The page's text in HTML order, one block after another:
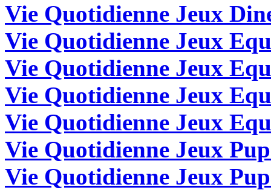
Vie Quotidienne Jeux
Vie Quotidienne Jeux
Vie Quotidienne Jeux
Vie Quotidienne Jeux
Vie Quotidienne Jeux
Vie Quotidienne Jeux
Vie Quotidienne Jeux